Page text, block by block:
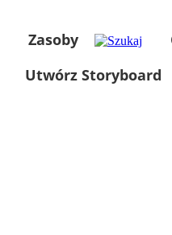
Zasoby
Utwórz Storyboard